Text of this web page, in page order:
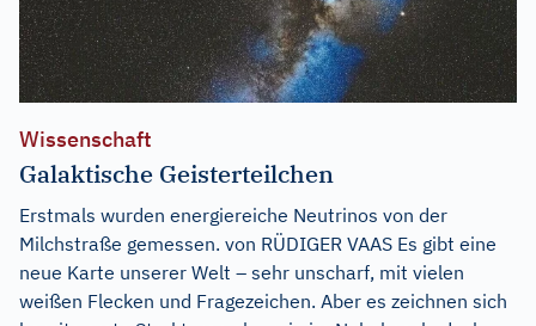
Wissenschaft
Galaktische Geisterteilchen
Erstmals wurden energiereiche Neutrinos von der
Milchstraße gemessen. von RÜDIGER VAAS Es gibt eine
neue Karte unserer Welt – sehr unscharf, mit vielen
weißen Flecken und Fragezeichen. Aber es zeichnen sich